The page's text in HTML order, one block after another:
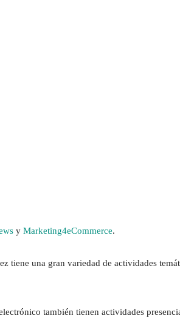
y Marketing4eCommerce.
tiene una gran variedad de actividades
también tienen actividades